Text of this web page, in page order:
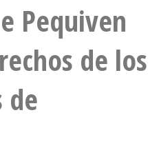
Pequiven
de los
de